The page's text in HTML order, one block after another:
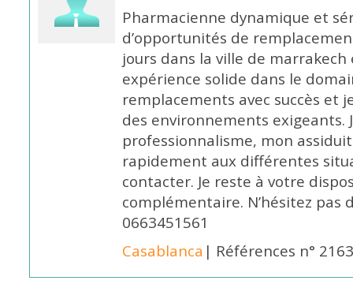
Pharmacienne dynamique et
d’opportunités de
jours dans la ville de marrakech
expérience solide dans le
remplacements avec succès et
des environnements exigeants.
professionnalisme, mon
rapidement aux différentes
contacter. Je reste à votre
complémentaire. N’hésitez
0663451561
Casablanca | Références n°